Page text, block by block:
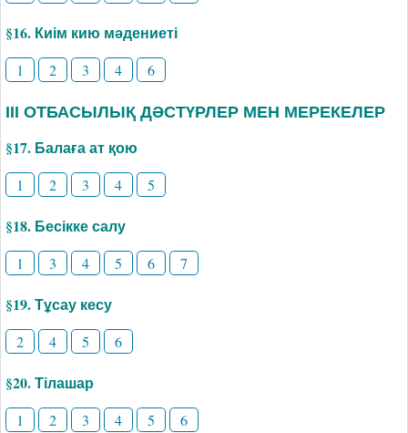
§16. Киім кию мәдениеті
1 2 3 4 6
ІІІ ОТБАСЫЛЫҚ ДӘСТҮРЛЕР МЕН МЕРЕКЕЛЕР
§17. Балаға ат қою
1 2 3 4 5
§18. Бесікке салу
1 3 4 5 6 7
§19. Тұсау кесу
2 4 5 6
§20. Тілашар
1 2 3 4 5 6